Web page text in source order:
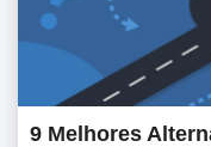
9 Melhores